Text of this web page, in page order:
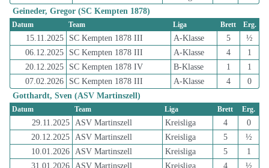
Geineder, Gregor (SC Kempten 1878)
Datum Team Liga Brett Erg.
15.11.2025 SC Kempten 1878 III A-Klasse 5
½
06.12.2025
SC Kempten 1878 III A-Klasse 4
1
20.12.2025
SC Kempten 1878 IV B-Klasse 1
1
07.02.2026
SC Kempten 1878 III A-Klasse 4
0
Gotthardt, Sven (ASV Martinszell)
Datum Team Liga Brett Erg.
29.11.2025 ASV Martinszell Kreisliga 4
0
20.12.2025 ASV Martinszell Kreisliga 5
½
10.01.2026 ASV Martinszell Kreisliga 5
1
31.01.2026 ASV Martinszell Kreisliga 4
½